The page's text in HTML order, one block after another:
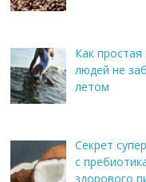
Как
людей не
летом
Секрет
с
здорового